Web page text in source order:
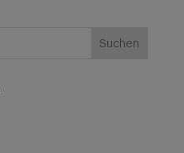
Suchen